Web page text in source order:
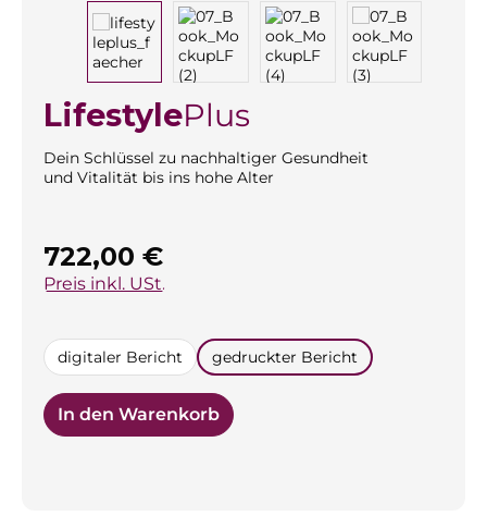
LifestylePlus
Dein Schlüssel zu nachhaltiger Gesundheit
und Vitalität bis ins hohe Alter
Regulärer Preis:
722,00 €
Preis inkl. USt.
auswählen
digitaler Bericht gedruckter Bericht
In den Warenkorb